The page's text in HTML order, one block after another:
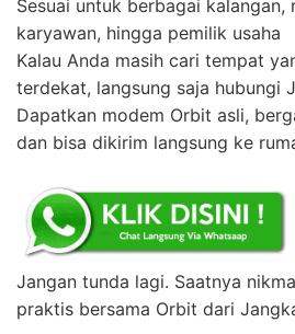
Sesuai untuk berbagai kalangan,
karyawan, hingga pemilik usaha
Kalau Anda masih cari tempat
terdekat, langsung saja hubungi
Dapatkan modem Orbit asli,
dan bisa dikirim langsung ke
Jangan tunda lagi. Saatnya
praktis bersama Orbit dari